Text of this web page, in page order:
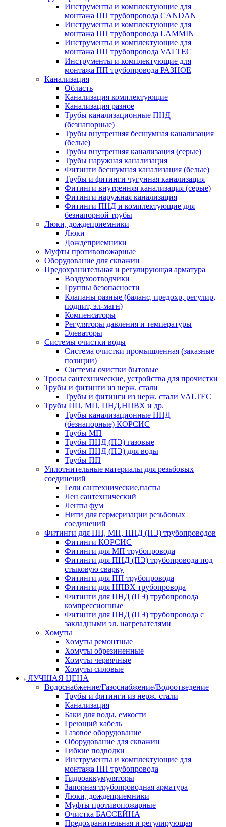
Инструменты и комплектующие для
монтажа ПП трубопровода CANDAN
Инструменты и комплектующие для
монтажа ПП трубопровода LAMMIN
Инструменты и комплектующие для
монтажа ПП трубопровода VALTEC
Инструменты и комплектующие для
монтажа ПП трубопровода РАЗНОЕ
Канализация
Область
Канализация комплектующие
Канализация разное
Трубы канализационные ПНД
(безнапорные)
Трубы внутренняя бесшумная канализация
(белые)
Трубы внутренняя канализация (серые)
Трубы наружная канализация
Фитинги бесшумная канализация (белые)
Трубы и фитинги чугунная канализация
Фитинги внутренняя канализация (серые)
Фитинги наружная канализация
Фитинги ПНД и комплектующие для
безнапорной трубы
Люки, дождеприемники
Люки
Дождеприемники
Муфты противопожарные
Оборудование для скважин
Предохранительная и регулирующая арматура
Воздухоотводчики
Группы безопасности
Клапаны разные (баланс, предохр, регулир,
подпит, эл-магн)
Компенсаторы
Регуляторы давления и температуры
Элеваторы
Системы очистки воды
Система очистки промышленная (заказные
позиции)
Системы очистки бытовые
Тросы сантехнические, устройства для прочистки
Трубы и фитинги из нерж. стали
Трубы и фитинги из нерж. стали VALTEC
Трубы ПП, МП, ПНД,НПВХ и др.
Трубы канализационные ПНД
(безнапорные) КОРСИС
Трубы МП
Трубы ПНД (ПЭ) газовые
Трубы ПНД (ПЭ) для воды
Трубы ПП
Уплотнительные материалы для резьбовых
соединений
Гели сантехнические,пасты
Лен сантехнический
Ленты фум
Нити для гермеризации резьбовых
соединений
Фитинги для ПП, МП, ПНД (ПЭ) трубопроводов
Фитинги КОРСИС
Фитинги для МП трубопровода
Фитинги для ПНД (ПЭ) трубопровода под
стыковую сварку
Фитинги для ПП трубопровода
Фитинги для НПВХ трубопровода
Фитинги для ПНД (ПЭ) трубопровода
компрессионные
Фитинги для ПНД (ПЭ) трубопровода с
закладными эл. нагревателями
Хомуты
Хомуты ремонтные
Хомуты обрезиненные
Хомуты червячные
Хомуты силовые
ЛУЧШАЯ ЦЕНА
Водоснабжение/Газоснабжение/Водоотведение
Трубы и фитинги из нерж. стали
Канализация
Баки для воды, емкости
Греющий кабель
Газовое оборудование
Оборудование для скважин
Гибкие подводки
Инструменты и комплектующие для
монтажа ПП трубопровода
Гидроаккумуляторы
Запорная трубопроводная арматура
Люки, дождеприемники
Муфты противопожарные
Очистка БАССЕЙНА
Предохранительная и регулирующая